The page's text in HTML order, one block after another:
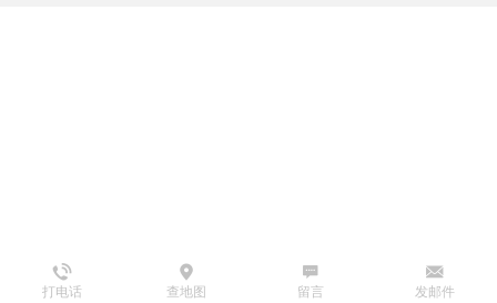
打电话 查地图 发邮件
留言